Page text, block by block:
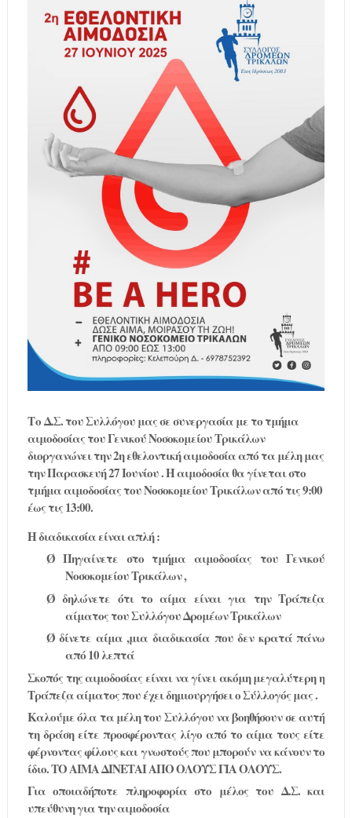
ΤοΔ.Σ.τουΣυλλόγουμαςσεσυνεργασίαμετοτμήμα
αιμοδοσίαςτουΓενικούΝοσοκομείουΤρικάλων
διοργανώνειτην2ηεθελοντικήαιμοδοσίααπόταμέλημας
τηνΠαρασκευή27Ιουνίου.Ηαιμοδοσίαθαγίνεταιστο
τμήμααιμοδοσίαςτουΝοσοκομείουΤρικάλωναπότις9:00
έωςτις13:00.
Η διαδικασία είναι απλή :
Ø Πηγαίνετε στο τμήμα αιμοδοσίας του Γενικού
Νοσοκομείου Τρικάλων ,
Ø δηλώνετε ότι το αίμα είναι για την Τράπεζα
αίματος του Συλλόγου Δρομέων Τρικάλων
Ø δίνετε αίμα ,μια διαδικασία που δεν κρατά πάνω
από 10 λεπτά
Σκοπός τηςαιμοδοσίαςείναιναγίνειακόμημεγαλύτερηη
ΤράπεζααίματοςπουέχειδημιουργήσειοΣύλλογόςμας.
Καλούμεόλα ταμέλητουΣυλλόγουναβοηθήσουνσεαυτή
τη δράση είτε προσφέροντας λίγο από το αίμα τους είτε
φέρνονταςφίλουςκαιγνωστούςπουμπορούννακάνουντο
ίδιο.ΤΟΑΙΜΑΔΙΝΕΤΑΙΑΠΟΟΛΟΥΣΓΙΑΟΛΟΥΣ.
Για οποιαδήποτε πληροφορία στο μέλος του Δ.Σ.και
υπεύθυνηγιατηναιμοδοσία